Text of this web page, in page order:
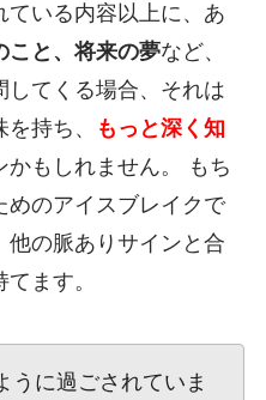
ている内容以上に、あ
こと、将来の夢など、
てくる場合、それは
持ち、
もっと深く知
もしれません。 もち
めのアイスブレイクで
他の脈ありサインと合
ます。
うに過ごされていま